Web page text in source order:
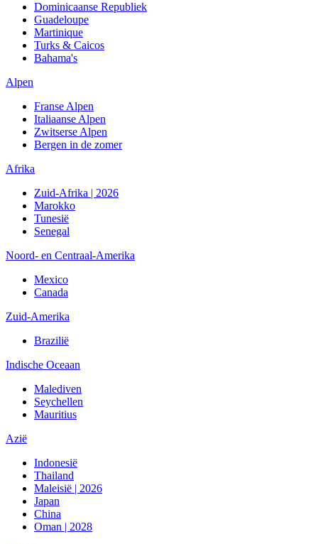
Dominicaanse Republiek
Guadeloupe
Martinique
Turks & Caicos
Bahama's
Alpen
Franse Alpen
Italiaanse Alpen
Zwitserse Alpen
Bergen in de zomer
Afrika
Zuid-Afrika | 2026
Marokko
Tunesië
Senegal
Noord- en Centraal-Amerika
Mexico
Canada
Zuid-Amerika
Brazilië
Indische Oceaan
Malediven
Seychellen
Mauritius
Azië
Indonesië
Thailand
Maleisië | 2026
Japan
China
Oman | 2028